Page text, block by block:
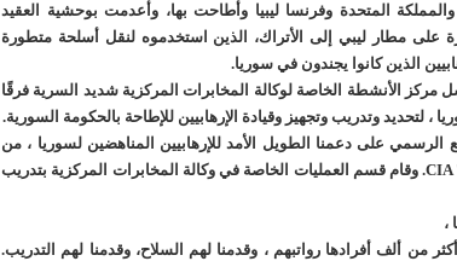
والمملكة المتحدة وفرنسا ليبيا وأطاحت بها، وأعدمت بوحشية العقيد
على مطار ليبي إلى الأتراك، الذين استخدموه لنقل أسلحة متطورة
الذين كانوا يجندون في سوريا.
، أرسل مركز الأنشطة الخاصة لوكالة المخابرات المركزية شديد السرية فرقًا
لتحديد وتدريب وتجهيز وقيادة الإرهابيين للإطاحة بالحكومة السورية.
الطابع الرسمي على دعمنا الطويل الأمد للإرهابيين المناهضين لسوريا ، من
خلال التصريح سرًا لبرنامج CIA Timber Sycamore. وقام قسم العمليات الخاصة في وكالة المخابرات المركزية بتدريب
،
من ألف أفرادها رواتبهم ، وقدمنا لهم السلاح، وقدمنا لهم التدريب.